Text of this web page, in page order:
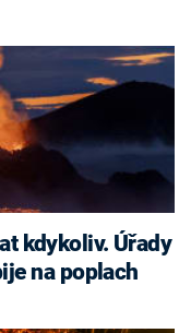
kdykoliv. Úřady
na poplach